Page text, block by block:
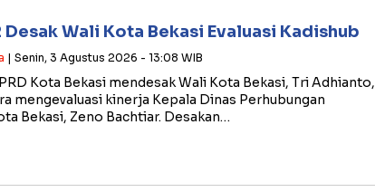
Desak Wali Kota Bekasi Evaluasi Kadishub
| Senin, 3 Agustus 2026 - 13:08 WIB
Kota Bekasi mendesak Wali Kota Bekasi, Tri Adhianto,
mengevaluasi kinerja Kepala Dinas Perhubungan
Bekasi, Zeno Bachtiar. Desakan…